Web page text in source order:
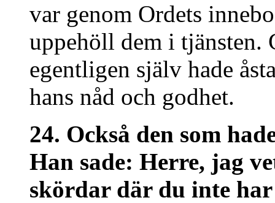
var genom Ordets
uppehöll dem i tjänsten.
egentligen själv hade
hans nåd och godhet.
24. Också den som
Han sade: Herre, jag
skördar där du inte